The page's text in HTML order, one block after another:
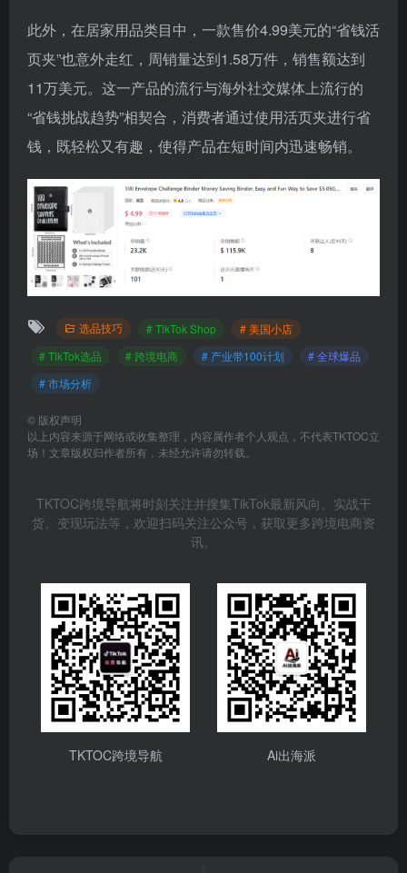
此外，在居家用品类目中，一款售价4.99美元的“省钱活
页夹”也意外走红，周销量达到1.58万件，销售额达到
11万美元。这一产品的流行与海外社交媒体上流行的
“省钱挑战趋势”相契合，消费者通过使用活页夹进行省
钱，既轻松又有趣，使得产品在短时间内迅速畅销。
选品技巧 # TikTok Shop
# 美国小店
# TikTok选品
# 跨境电商 # 产业带100计划
# 全球爆品
# 市场分析
© 版权声明
以上内容来源于网络或收集整理，内容属作者个人观点，不代表TKTOC立
场！文章版权归作者所有，未经允许请勿转载。
TKTOC跨境导航将时刻关注并搜集TikTok最新风向、实战干
货、变现玩法等，欢迎扫码关注公众号，获取更多跨境电商资
讯。
TKTOC跨境导航 Ai出海派